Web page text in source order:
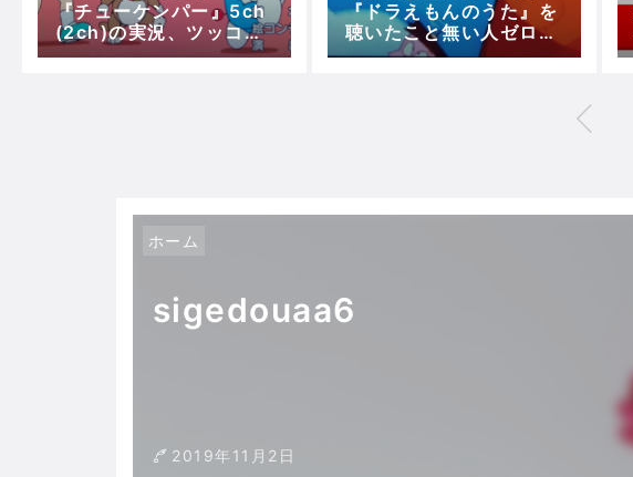
『チューケンパー』5ch
(2ch)の実況、ツッコ
ミ、その他感想！
『ドラえもんのうた』を
聴いたこと無い人ゼロ人
説！！！【菊池俊輔】
ホーム
sigedouaa6
2019年11月2日